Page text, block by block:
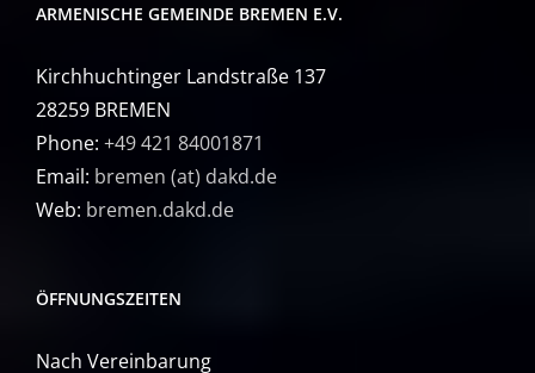
ARMENISCHE GEMEINDE BREMEN E.V.
Kirchhuchtinger Landstraße 137
28259 BREMEN
Phone: +49 421 84001871
Email: bremen (at) dakd.de
Web: bremen.dakd.de
ÖFFNUNGSZEITEN
Nach Vereinbarung